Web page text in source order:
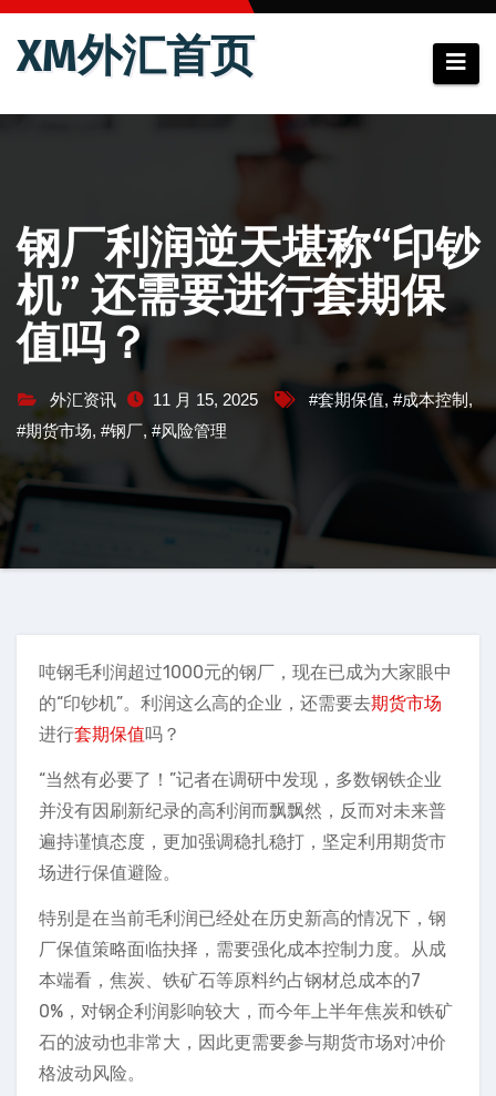
跳
XM外汇首页
钢厂利润逆天堪称“印钞
机” 还需要进行套期保
值吗？
外汇资讯 11 月 15, 2025 #套期保值, #成本控制 ,
#期货市场, #钢厂, #风险管理
吨钢毛利润超过1000元的钢厂，现在已成为大家眼中
的“印钞机”。利润这么高的企业，还需要去期货市场
进行套期保值吗？
“当然有必要了！”记者在调研中发现，多数钢铁企业
并没有因刷新纪录的高利润而飘飘然，反而对未来普
遍持谨慎态度，更加强调稳扎稳打，坚定利用期货市
场进行保值避险。
特别是在当前毛利润已经处在历史新高的情况下，钢
厂保值策略面临抉择，需要强化成本控制力度。从成
本端看，焦炭、铁矿石等原料约占钢材总成本的7
0%，对钢企利润影响较大，而今年上半年焦炭和铁矿
石的波动也非常大，因此更需要参与期货市场对冲价
格波动风险。